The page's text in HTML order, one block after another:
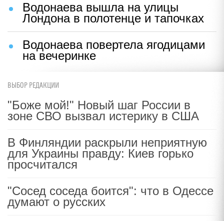
Водонаева вышла на улицы
Лондона в полотенце и тапочках
Водонаева повертела ягодицами
на вечеринке
ВЫБОР РЕДАКЦИИ
"Боже мой!" Новый шаг России в
зоне СВО вызвал истерику в США
В Финляндии раскрыли неприятную
для Украины правду: Киев горько
просчитался
"Сосед соседа боится": что в Одессе
думают о русских